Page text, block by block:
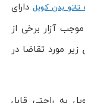
تاتو بدن کویل دارای
آزار برخی از
مورد تقاضا در